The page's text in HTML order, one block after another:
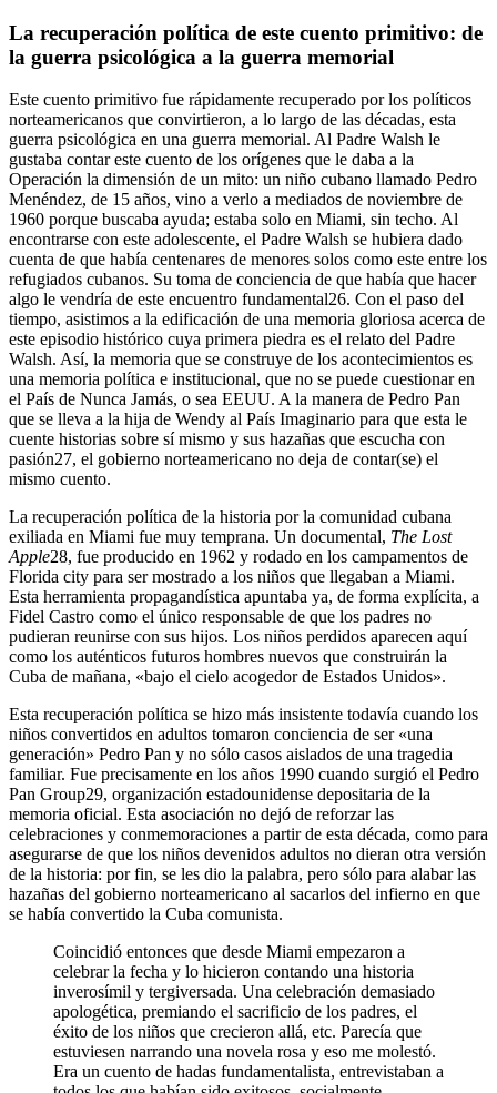
La recuperación política de este cuento primitivo: de
la guerra psicológica a la guerra memorial
Este cuento primitivo fue rápidamente recuperado por los políticos
norteamericanos que convirtieron, a lo largo de las décadas, esta
guerra psicológica en una guerra memorial. Al Padre Walsh le
gustaba contar este cuento de los orígenes que le daba a la
Operación la dimensión de un mito: un niño cubano llamado Pedro
Menéndez, de 15 años, vino a verlo a mediados de noviembre de
1960 porque buscaba ayuda; estaba solo en Miami, sin techo. Al
encontrarse con este adolescente, el Padre Walsh se hubiera dado
cuenta de que había centenares de menores solos como este entre los
refugiados cubanos. Su toma de conciencia de que había que hacer
algo le vendría de este encuentro fundamental26. Con el paso del
tiempo, asistimos a la edificación de una memoria gloriosa acerca de
este episodio histórico cuya primera piedra es el relato del Padre
Walsh. Así, la memoria que se construye de los acontecimientos es
una memoria política e institucional, que no se puede cuestionar en
el País de Nunca Jamás, o sea EEUU. A la manera de Pedro Pan
que se lleva a la hija de Wendy al País Imaginario para que esta le
cuente historias sobre sí mismo y sus hazañas que escucha con
pasión27, el gobierno norteamericano no deja de contar(se) el
mismo cuento.
La recuperación política de la historia por la comunidad cubana
exiliada en Miami fue muy temprana. Un documental, The Lost
Apple28, fue producido en 1962 y rodado en los campamentos de
Florida city para ser mostrado a los niños que llegaban a Miami.
Esta herramienta propagandística apuntaba ya, de forma explícita, a
Fidel Castro como el único responsable de que los padres no
pudieran reunirse con sus hijos. Los niños perdidos aparecen aquí
como los auténticos futuros hombres nuevos que construirán la
Cuba de mañana, «bajo el cielo acogedor de Estados Unidos».
Esta recuperación política se hizo más insistente todavía cuando los
niños convertidos en adultos tomaron conciencia de ser «una
generación» Pedro Pan y no sólo casos aislados de una tragedia
familiar. Fue precisamente en los años 1990 cuando surgió el Pedro
Pan Group29, organización estadounidense depositaria de la
memoria oficial. Esta asociación no dejó de reforzar las
celebraciones y conmemoraciones a partir de esta década, como para
asegurarse de que los niños devenidos adultos no dieran otra versión
de la historia: por fin, se les dio la palabra, pero sólo para alabar las
hazañas del gobierno norteamericano al sacarlos del infierno en que
se había convertido la Cuba comunista.
Coincidió entonces que desde Miami empezaron a
celebrar la fecha y lo hicieron contando una historia
inverosímil y tergiversada. Una celebración demasiado
apologética, premiando el sacrificio de los padres, el
éxito de los niños que crecieron allá, etc. Parecía que
estuviesen narrando una novela rosa y eso me molestó.
Era un cuento de hadas fundamentalista, entrevistaban a